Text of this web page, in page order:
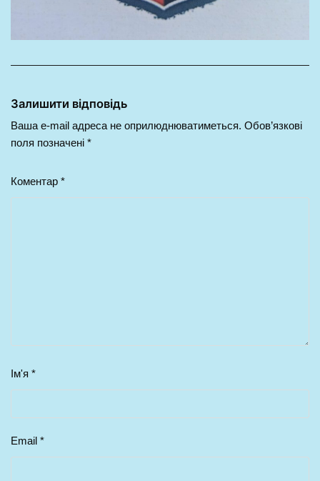
Залишити відповідь
Ваша e-mail адреса не оприлюднюватиметься. Обов’язкові
поля позначені *
Коментар *
Ім'я *
Email *